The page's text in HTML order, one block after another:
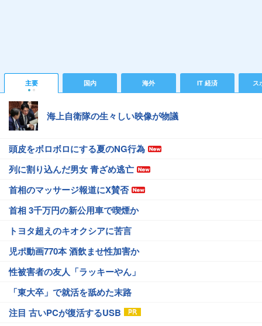
主要 国内 海外 IT 経済 ス
海上自衛隊の生々しい映像が物議
頭皮をボロボロにする夏のNG行為
列に割り込んだ男女 青ざめ逃亡
首相のマッサージ報道にX賛否
首相 3千万円の新公用車で喫煙か
トヨタ超えのキオクシアに苦言
児ポ動画770本 酒飲ませ性加害か
性被害者の友人「ラッキーやん」
「東大卒」で就活を舐めた末路
注目 古いPCが復活するUSB